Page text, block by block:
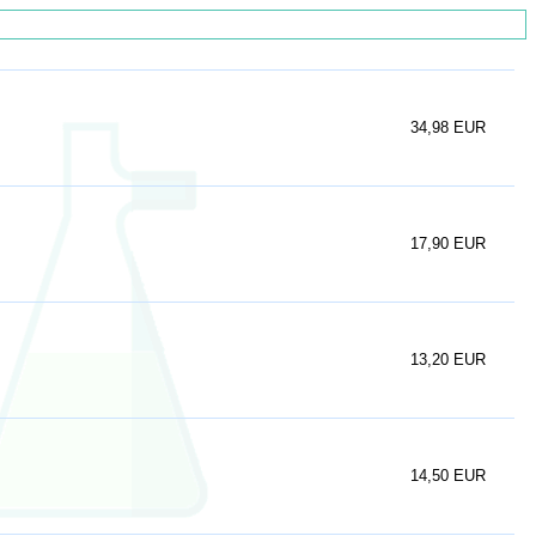
34,98 EUR
17,90 EUR
13,20 EUR
14,50 EUR